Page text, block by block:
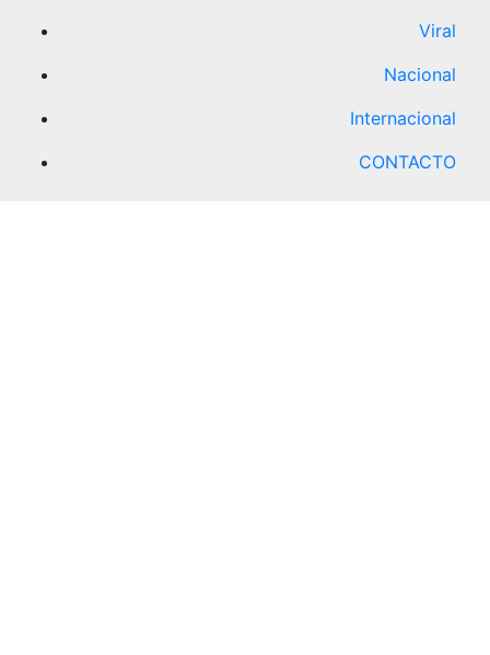
Viral
Nacional
Internacional
CONTACTO